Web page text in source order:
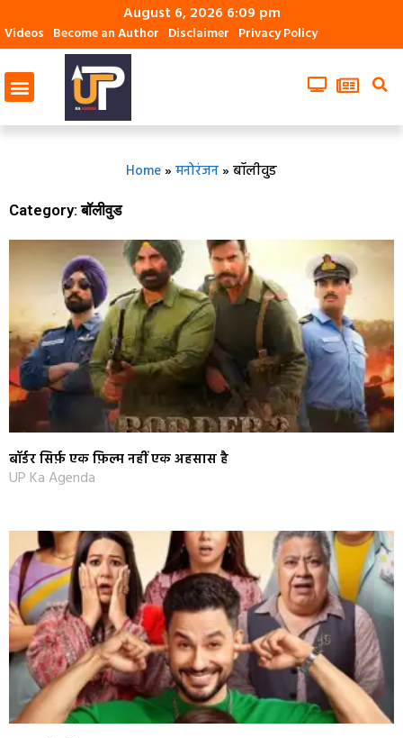
August 6, 2026 6:09 pm
Videos Become an Author Disclaimer Privacy Policy
Home» मनोरंजन» बॉलीवुड
Category: बॉलीवुड
बॉर्डर सिर्फ़ एक फ़िल्म नहीं एक अहसास है
UP Ka Agenda